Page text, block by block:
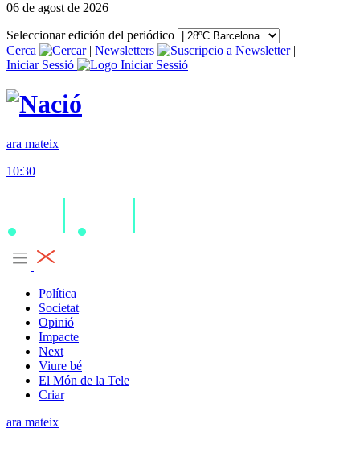
06 de agost de 2026
Seleccionar edición del periódico
Cerca
| Newsletters
|
Iniciar Sessió
ara mateix
10:30
Política
Societat
Opinió
Impacte
Next
Viure bé
El Món de la Tele
Criar
ara mateix